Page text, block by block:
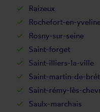
Raizeux
Rochefort-en-
Rosny-sur-seine
Saint-forget
Saint-illiers-la-ville
Saint-martin-de-
Saint-rémy-lès-
Saulx-marchais